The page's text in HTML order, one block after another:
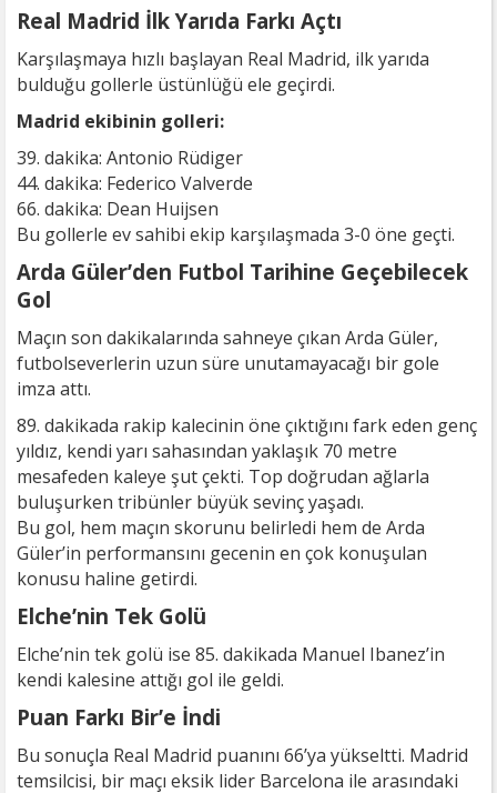
Real Madrid İlk Yarıda Farkı Açtı
Karşılaşmaya hızlı başlayan Real Madrid, ilk yarıda
bulduğu gollerle üstünlüğü ele geçirdi.
Madrid ekibinin golleri:
39. dakika: Antonio Rüdiger
44. dakika: Federico Valverde
66. dakika: Dean Huijsen
Bu gollerle ev sahibi ekip karşılaşmada 3-0 öne geçti.
Arda Güler’den Futbol Tarihine Geçebilecek
Gol
Maçın son dakikalarında sahneye çıkan Arda Güler,
futbolseverlerin uzun süre unutamayacağı bir gole
imza attı.
89. dakikada rakip kalecinin öne çıktığını fark eden genç
yıldız, kendi yarı sahasından yaklaşık 70 metre
mesafeden kaleye şut çekti. Top doğrudan ağlarla
buluşurken tribünler büyük sevinç yaşadı.
Bu gol, hem maçın skorunu belirledi hem de Arda
Güler’in performansını gecenin en çok konuşulan
konusu haline getirdi.
Elche’nin Tek Golü
Elche’nin tek golü ise 85. dakikada Manuel Ibanez’in
kendi kalesine attığı gol ile geldi.
Puan Farkı Bir’e İndi
Bu sonuçla Real Madrid puanını 66’ya yükseltti. Madrid
temsilcisi, bir maçı eksik lider Barcelona ile arasındaki